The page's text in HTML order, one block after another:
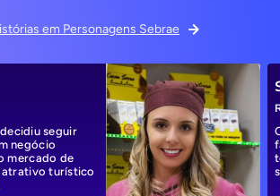
em Personagens Sebrae
seguir
negócio
mercado de
turístico